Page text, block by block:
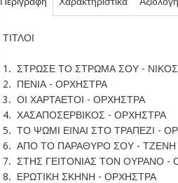
ΤΙΤΛΟΙ
1. ΣΤΡΩΣΕ ΤΟ ΣΤΡΩΜΑ ΣΟΥ -
2. ΠΕΝΙΑ - ΟΡΧΗΣΤΡΑ
3. ΟΙ ΧΑΡΤΑΕΤΟΙ - ΟΡΧΗΣΤΡΑ
4. ΧΑΣΑΠΟΣΕΡΒΙΚΟΣ - ΟΡΧΗΣΤΡΑ
5. ΤΟ ΨΩΜΙ ΕΙΝΑΙ ΣΤΟ ΤΡΑΠΕΖΙ -
6. ΑΠΟ ΤΟ ΠΑΡΑΘΥΡΟ ΣΟΥ - ΤΖΕΝΗ
7. ΣΤΗΣ ΓΕΙΤΟΝΙΑΣ ΤΟΝ ΟΥΡΑΝΟ -
8. ΕΡΩΤΙΚΗ ΣΚΗΝΗ - ΟΡΧΗΣΤΡΑ